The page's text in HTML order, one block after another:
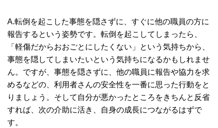
A.転倒を起こした事態を隠さずに、すぐに他の職員の方に
報告するという姿勢です。転倒を起こしてしまったら、
「軽傷だからおおごとにしたくない」という気持ちから、
事態を隠してしまいたいという気持ちになるかもしれませ
ん。ですが、事態を隠さずに、他の職員に報告や協力を求
めるなどの、利用者さんの安全性を一番に思った行動をと
りましょう。そして自分が悪かったところをきちんと反省
すれば、次の介助に活き、自身の成長につながるはずで
す。